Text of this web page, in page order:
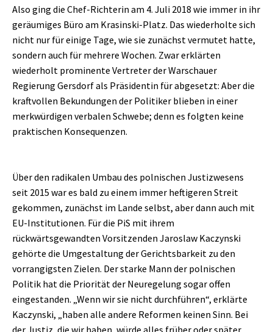
Also ging die Chef-Richterin am 4. Juli 2018 wie immer in ihr
geräumiges Büro am Krasinski-Platz. Das wiederholte sich
nicht nur für einige Tage, wie sie zunächst vermutet hatte,
sondern auch für mehrere Wochen. Zwar erklärten
wiederholt prominente Vertreter der Warschauer
Regierung Gersdorf als Präsidentin für abgesetzt: Aber die
kraftvollen Bekundungen der Politiker blieben in einer
merkwürdigen verbalen Schwebe; denn es folgten keine
praktischen Konsequenzen.
Über den radikalen Umbau des polnischen Justizwesens
seit 2015 war es bald zu einem immer heftigeren Streit
gekommen, zunächst im Lande selbst, aber dann auch mit
EU-Institutionen. Für die PiS mit ihrem
rückwärtsgewandten Vorsitzenden Jaroslaw Kaczynski
gehörte die Umgestaltung der Gerichtsbarkeit zu den
vorrangigsten Zielen. Der starke Mann der polnischen
Politik hat die Priorität der Neuregelung sogar offen
eingestanden. „Wenn wir sie nicht durchführen“, erklärte
Kaczynski, „haben alle andere Reformen keinen Sinn. Bei
der Justiz, die wir haben, würde alles früher oder später